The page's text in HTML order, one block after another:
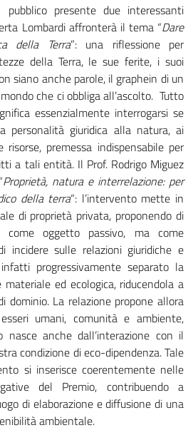
presente due interessanti
Lombardi affronterà il tema “Dare
della Terra”: una riflessione per
della Terra, le sue ferite, i suoi
siano anche parole, il graphein di un
che ci obbliga all’ascolto. Tutto
essenzialmente interrogarsi se
personalità giuridica alla natura, ai
premessa indispensabile per
a tali entità. Il Prof. Rodrigo Miguez
Proprietà, natura e interrelazione: per
della terra“: l’intervento mette in
di proprietà privata, proponendo di
oggetto passivo, ma come
incidere sulle relazioni giuridiche e
progressivamente separato la
ed ecologica, riducendola a
dominio. La relazione propone allora
umani, comunità e ambiente,
anche dall’interazione con il
condizione di eco-dipendenza. Tale
si inserisce coerentemente nelle
del Premio, contribuendo a
di elaborazione e diffusione di una
ambientale.